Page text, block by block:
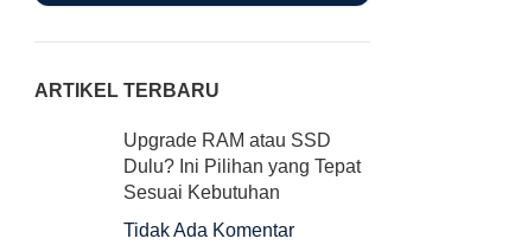
ARTIKEL TERBARU
Upgrade RAM atau SSD
Dulu? Ini Pilihan yang Tepat
Sesuai Kebutuhan
Tidak Ada Komentar